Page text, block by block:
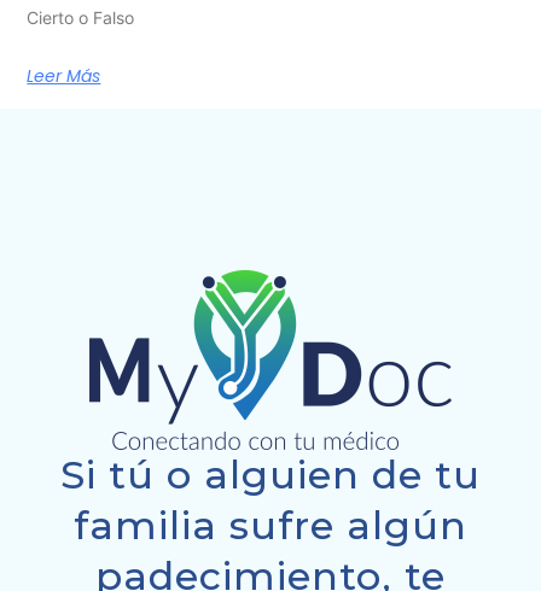
Cierto o Falso
Leer Más
Si tú o alguien de tu
familia sufre algún
padecimiento, te